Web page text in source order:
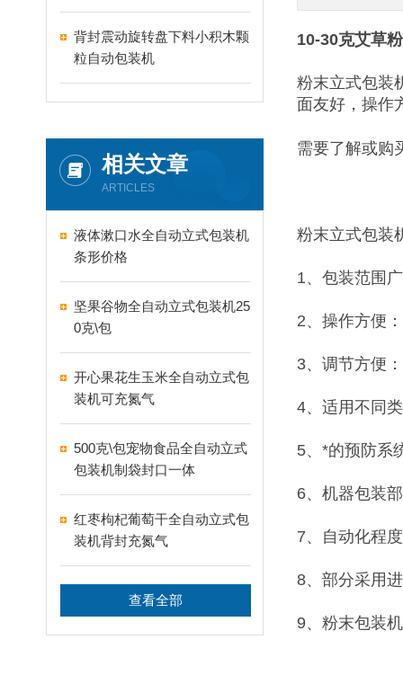
背封震动旋转盘下料小积木颗
粒自动包装机
相关文章
ARTICLES
液体漱口水全自动立式包装机
条形价格
坚果谷物全自动立式包装机25
0克\包
开心果花生玉米全自动立式包
装机可充氮气
500克\包宠物食品全自动立式
包装机制袋封口一体
红枣枸杞葡萄干全自动立式包
装机背封充氮气
查看全部
10-30克艾草
粉末立式包装
面友好，操作
需要了解或购
粉末立式包装
1、包装范围
2、操作方便
3、调节方便
4、适用不同
5、*的预防系
6、机器包装
7、自动化程
8、部分采用
9、粉末包装